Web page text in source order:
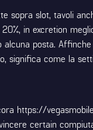
sopra slot, tavoli
in excretion
posta.
come la
https://
certain